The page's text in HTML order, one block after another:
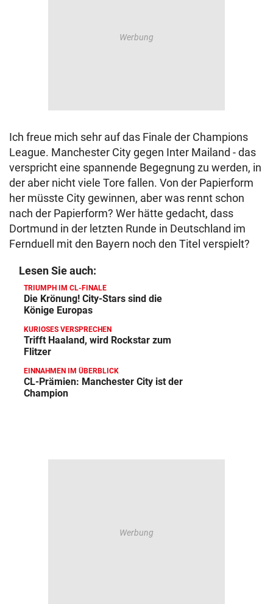
Ich freue mich sehr auf das Finale der Champions
League. Manchester City gegen Inter Mailand - das
verspricht eine spannende Begegnung zu werden, in
der aber nicht viele Tore fallen. Von der Papierform
her müsste City gewinnen, aber was rennt schon
nach der Papierform? Wer hätte gedacht, dass
Dortmund in der letzten Runde in Deutschland im
Fernduell mit den Bayern noch den Titel verspielt?
Lesen Sie auch:
TRIUMPH IM CL-FINALE
Die Krönung! City-Stars sind die
Könige Europas
KURIOSES VERSPRECHEN
Trifft Haaland, wird Rockstar zum
Flitzer
EINNAHMEN IM ÜBERBLICK
CL-Prämien: Manchester City ist der
Champion